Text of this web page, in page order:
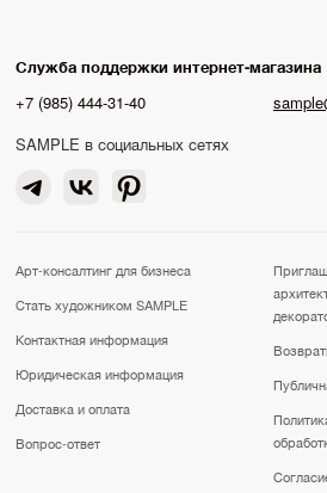
Служба поддержки интернет-магазина
+7 (985) 444-31-40
SAMPLE в социальных сетях
Арт-консалтинг для бизнеса
Стать художником SAMPLE
Контактная информация
Юридическая информация
Доставка и оплата
Вопрос-ответ